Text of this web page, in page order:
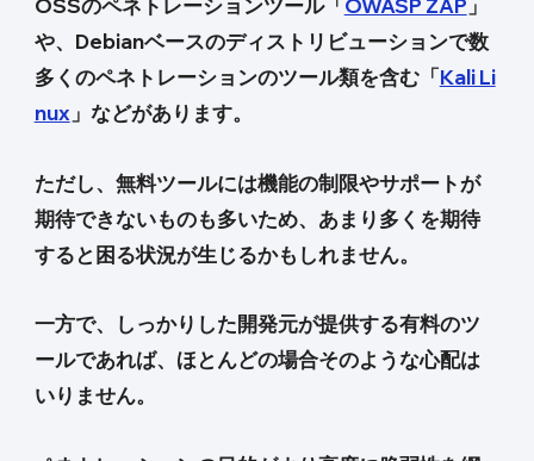
OSSのペネトレーションツール「OWASP ZAP 」
や、Debianベースのディストリビューションで数
多くのペネトレーションのツール類を含む「Kali Li
nux 」などがあります。
ただし、無料ツールには機能の制限やサポートが
期待できないものも多いため、あまり多くを期待
すると困る状況が生じるかもしれません。
一方で、しっかりした開発元が提供する有料のツ
ールであれば、ほとんどの場合そのような心配は
いりません。